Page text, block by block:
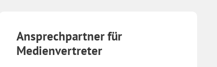
Ansprechpartner für
Medienvertreter